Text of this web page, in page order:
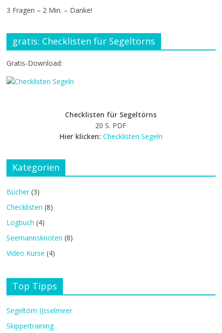
3 Fragen – 2 Min. – Danke!
gratis: Checklisten für Segeltörns
Gratis-Download:
Checklisten für Segeltörns
20 S. PDF
Hier klicken: Checklisten Segeln
Kategorien
Bücher(3)
Checklisten (8)
Logbuch (4)
Seemannsknoten (8)
Video Kurse (4)
Top Tipps
Segeltörn IJsselmeer
Skippertraining